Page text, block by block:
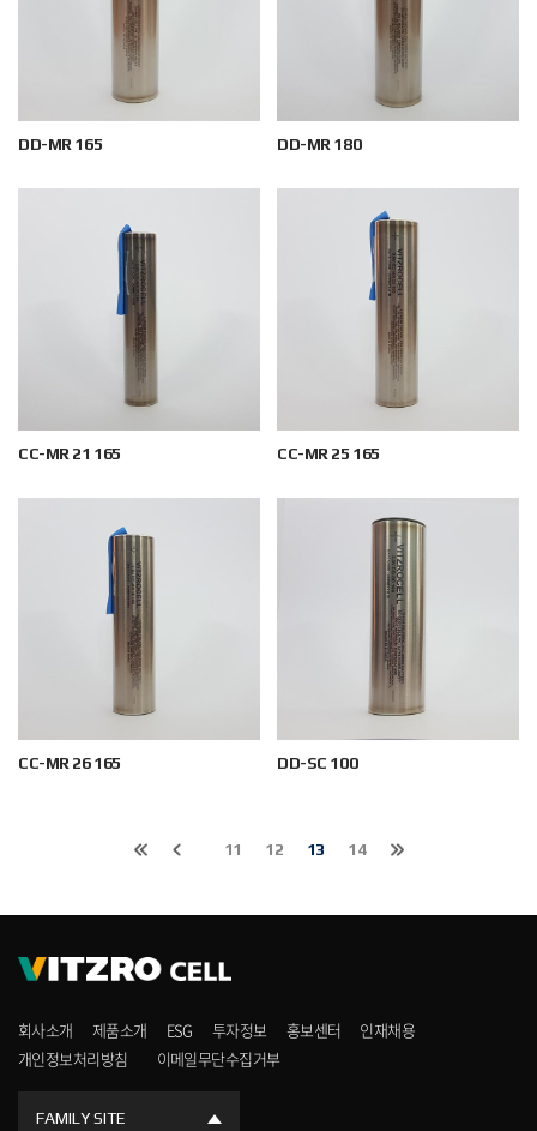
DD-MR 165 DD-MR 180
CC-MR 21 165 CC-MR 25 165
CC-MR 26 165 DD-SC 100
11 12 13 14
회사소개 제품소개 ESG 투자정보 홍보센터
인재채용
개인정보처리방침
이메일무단수집거부
FAMILY SITE